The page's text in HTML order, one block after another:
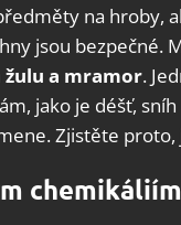
na hroby,
jsou bezpečné.
a mramor.
jako je déšť,
Zjistěte
chemikáliím